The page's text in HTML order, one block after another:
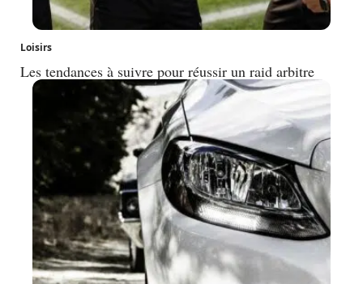
Loisirs
Les tendances à suivre pour réussir un raid arbitre